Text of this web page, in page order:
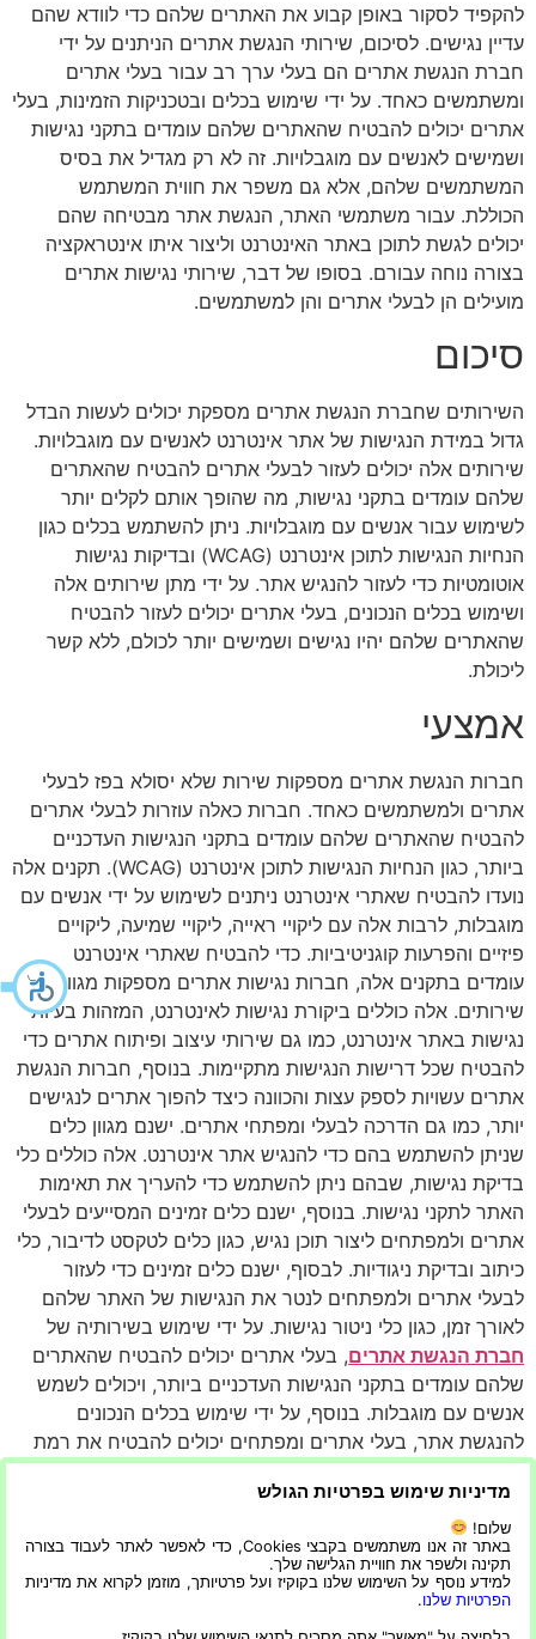
להקפיד לסקור באופן קבוע את האתרים שלהם כדי לוודא שהם
עדיין נגישים. לסיכום, שירותי הנגשת אתרים הניתנים על ידי
חברת הנגשת אתרים הם בעלי ערך רב עבור בעלי אתרים
ומשתמשים כאחד. על ידי שימוש בכלים ובטכניקות הזמינות, בעלי
אתרים יכולים להבטיח שהאתרים שלהם עומדים בתקני נגישות
ושמישים לאנשים עם מוגבלויות. זה לא רק מגדיל את בסיס
המשתמשים שלהם, אלא גם משפר את חווית המשתמש
הכוללת. עבור משתמשי האתר, הנגשת אתר מבטיחה שהם
יכולים לגשת לתוכן באתר האינטרנט וליצור איתו אינטראקציה
בצורה נוחה עבורם. בסופו של דבר, שירותי נגישות אתרים
מועילים הן לבעלי אתרים והן למשתמשים.
סיכום
השירותים שחברת הנגשת אתרים מספקת יכולים לעשות הבדל
גדול במידת הנגישות של אתר אינטרנט לאנשים עם מוגבלויות.
שירותים אלה יכולים לעזור לבעלי אתרים להבטיח שהאתרים
שלהם עומדים בתקני נגישות, מה שהופך אותם לקלים יותר
לשימוש עבור אנשים עם מוגבלויות. ניתן להשתמש בכלים כגון
הנחיות הנגישות לתוכן אינטרנט (WCAG) ובדיקות נגישות
אוטומטיות כדי לעזור להנגיש אתר. על ידי מתן שירותים אלה
ושימוש בכלים הנכונים, בעלי אתרים יכולים לעזור להבטיח
שהאתרים שלהם יהיו נגישים ושמישים יותר לכולם, ללא קשר
ליכולת.
אמצעי
חברות הנגשת אתרים מספקות שירות שלא יסולא בפז לבעלי
אתרים ולמשתמשים כאחד. חברות כאלה עוזרות לבעלי אתרים
להבטיח שהאתרים שלהם עומדים בתקני הנגישות העדכניים
ביותר, כגון הנחיות הנגישות לתוכן אינטרנט (WCAG). תקנים אלה
נועדו להבטיח שאתרי אינטרנט ניתנים לשימוש על ידי אנשים עם
מוגבלות, לרבות אלה עם ליקויי ראייה, ליקויי שמיעה, ליקויים
פיזיים והפרעות קוגניטיביות. כדי להבטיח שאתרי אינטרנט
עומדים בתקנים אלה, חברות נגישות אתרים מספקות מגוון
שירותים. אלה כוללים ביקורת נגישות לאינטרנט, המזהות בעיות
נגישות באתר אינטרנט, כמו גם שירותי עיצוב ופיתוח אתרים כדי
להבטיח שכל דרישות הנגישות מתקיימות. בנוסף, חברות הנגשת
אתרים עשויות לספק עצות והכוונה כיצד להפוך אתרים לנגישים
יותר, כמו גם הדרכה לבעלי ומפתחי אתרים. ישנם מגוון כלים
שניתן להשתמש בהם כדי להנגיש אתר אינטרנט. אלה כוללים כלי
בדיקת נגישות, שבהם ניתן להשתמש כדי להעריך את תאימות
האתר לתקני נגישות. בנוסף, ישנם כלים זמינים המסייעים לבעלי
אתרים ולמפתחים ליצור תוכן נגיש, כגון כלים לטקסט לדיבור, כלי
כיתוב ובדיקת ניגודיות. לבסוף, ישנם כלים זמינים כדי לעזור
לבעלי אתרים ולמפתחים לנטר את הנגישות של האתר שלהם
לאורך זמן, כגון כלי ניטור נגישות. על ידי שימוש בשירותיה של
חברת הנגשת אתרים, בעלי אתרים יכולים להבטיח שהאתרים
שלהם עומדים בתקני הנגישות העדכניים ביותר, ויכולים לשמש
אנשים עם מוגבלות. בנוסף, על ידי שימוש בכלים הנכונים
להנגשת אתר, בעלי אתרים ומפתחים יכולים להבטיח את רמת
השימושיות הגבוהה ביותר עבור האתר שלהם.
בסך הכל, נגישות אתרים היא חלק חשוב בהנגשת האינטרנט
לכל, וחברת הנגשת אתרים יכולה לספק את השירותים
והכלים הנכונים כדי להפוך אתרים לנגישים יותר. על ידי
השקעה בשירותים של חברה כזו, בעלי אתרים יכולים
להבטיח שהם עומדים בתקני הנגישות ושהאתרים שלהם
מדיניות שימוש בפרטיות הגולש
שלום!
באתר זה אנו משתמשים בקבצי Cookies, כדי לאפשר לאתר לעבוד בצורה
תקינה ולשפר את חוויית הגלישה שלך.
למידע נוסף על השימוש שלנו בקוקיז ועל פרטיותך, מוזמן לקרוא את מדיניות
הפרטיות שלנו.